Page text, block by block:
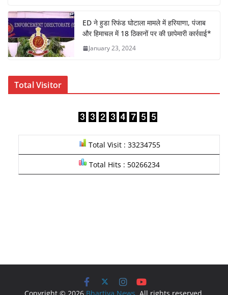
ED ने हुडा रिफंड घोटाला मामले में हरियाणा, पंजाब
और हिमाचल में 18 ठिकानों पर की छापेमारी कार्रवाई*
January 23, 2024
Total Visitor
Total Visit : 33234755
Total Hits : 50266234